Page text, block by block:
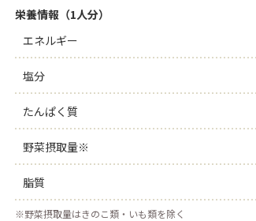
栄養情報（1人分）
エネルギー
塩分
たんぱく質
野菜摂取量※
脂質
※野菜摂取量はきのこ類・いも類を除く